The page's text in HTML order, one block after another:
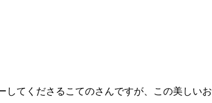
てくださるこてのさんですが、この美しいお